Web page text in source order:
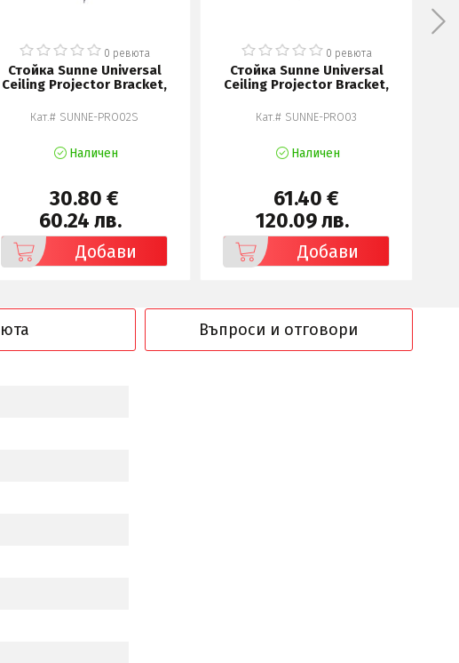
0 ревюта
Стойка Sunne Universal
Ceiling Projector Bracket,
Кат.# SUNNE-PRO02S
Наличен
30.80 €
60.24 лв.
Добави
0 ревюта
Стойка Sunne Universal
Ceiling Projector Bracket,
Кат.# SUNNE-PRO03
Наличен
61.40 €
120.09 лв.
Добави
Въпроси и отговори